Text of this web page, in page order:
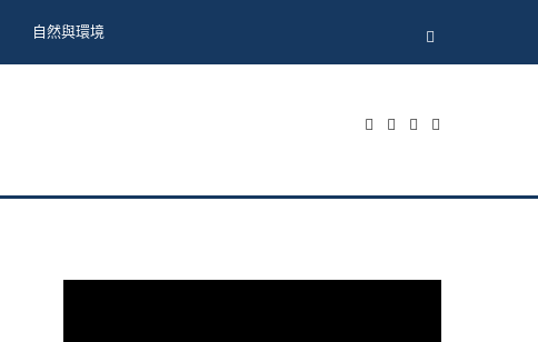
自然與環境